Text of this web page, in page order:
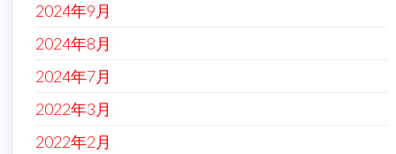
2024年9月
2024年8月
2024年7月
2022年3月
2022年2月